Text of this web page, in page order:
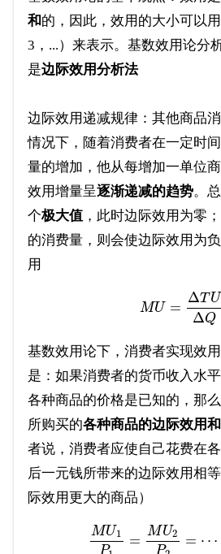
和的，因此，效用的大小可以用
3，...）来表示。基数效用论分
是边际效用分析法
边际效用递减规律：其他商品
情况下，随着消费者在一定时
量的增加，他从每增加一单位
效用增量呈逐渐递减的趋势。
个极大值，此时边际效用为零
的消费量，则会使边际效用为
用
MU =
ΔTU
ΔQ
基数效用论下，消费者实现效
是：如果消费者的货币收入水
各种商品的价格是已知的，那
所购买的各种商品的边际效用
者说，消费者应使自己花费在
后一元钱所带来的边际效用相
际效用更大的商品）
MU1 =
MU2 = ⋯